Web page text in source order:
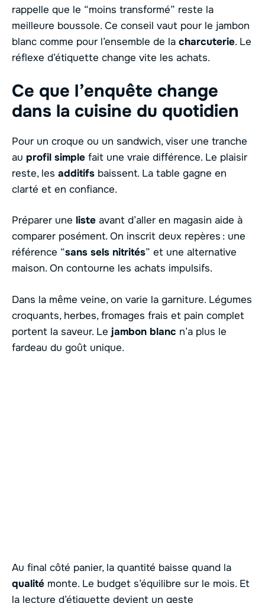
rappelle que le “moins transformé” reste la
meilleure boussole. Ce conseil vaut pour le jambon
blanc comme pour l’ensemble de la charcuterie. Le
réflexe d’étiquette change vite les achats.
Ce que l’enquête change
dans la cuisine du quotidien
Pour un croque ou un sandwich, viser une tranche
au profil simple fait une vraie différence. Le plaisir
reste, les additifs baissent. La table gagne en
clarté et en confiance.
Préparer une liste avant d’aller en magasin aide à
comparer posément. On inscrit deux repères : une
référence “sans sels nitrités” et une alternative
maison. On contourne les achats impulsifs.
Dans la même veine, on varie la garniture. Légumes
croquants, herbes, fromages frais et pain complet
portent la saveur. Le jambon blanc n’a plus le
fardeau du goût unique.
Au final côté panier, la quantité baisse quand la
qualité monte. Le budget s’équilibre sur le mois. Et
la lecture d’étiquette devient un geste